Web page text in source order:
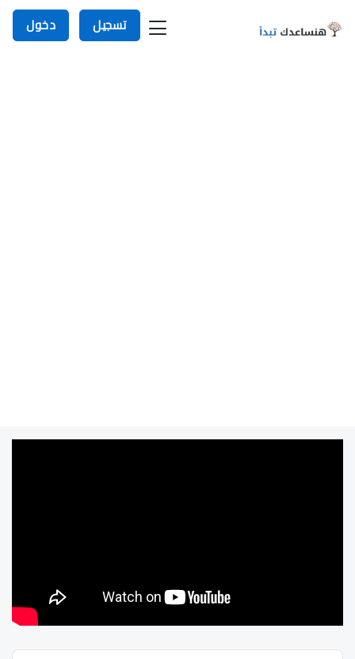
تسجيل دخول